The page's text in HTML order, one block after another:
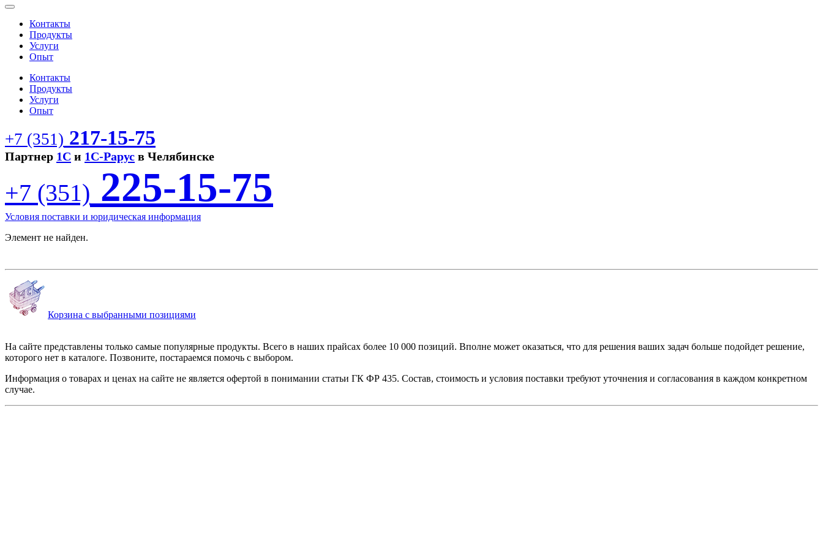
Контакты
Продукты
Услуги
Опыт
Контакты
Продукты
Услуги
Опыт
+7 (351) 217-15-75
Партнер 1С и 1С-Рарус в Челябинске
+7 (351) 225-15-75
Условия поставки и юридическая информация
Элемент не найден.
Корзина с выбранными позициями
На сайте представлены только самые популярные продукты. Всего в наших прайсах более 10 000 позиций. Вполне может оказаться, что для решения ваших задач больше подойдет решение,
которого нет в каталоге. Позвоните, постараемся помочь с выбором.
Информация о товарах и ценах на сайте не является офертой в понимании статьи ГК ФР 435. Состав, стоимость и условия поставки требуют уточнения и согласования в каждом конкретном
случае.